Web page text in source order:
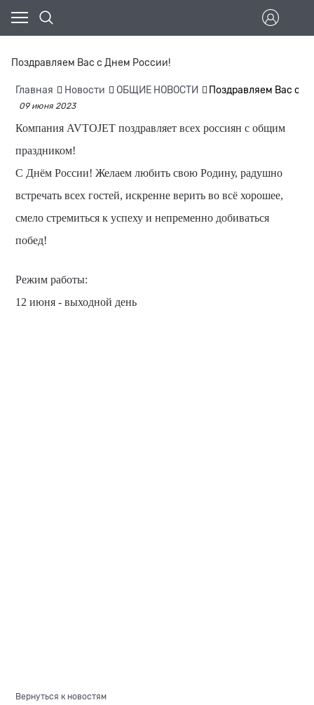
Поздравляем Вас с Днем России!
Главная Новости ОБЩИЕ НОВОСТИ Поздравляем Вас с
09 июня 2023
Компания AVTOJET поздравляет всех россиян с общим
праздником!
С Днём России! Желаем любить свою Родину, радушно
встречать всех гостей, искренне верить во всё хорошее,
смело стремиться к успеху и непременно добиваться
побед!
Режим работы:
12 июня - выходной день
Вернуться к новостям